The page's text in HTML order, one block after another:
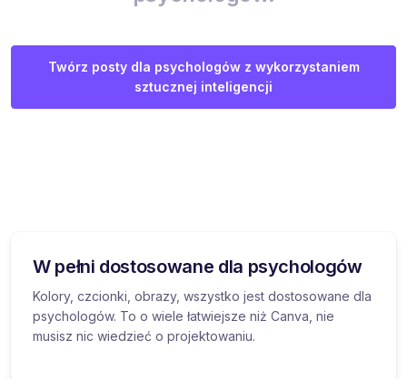
Twórz posty dla psychologów z wykorzystaniem
sztucznej inteligencji
W pełni dostosowane dla psychologów
Kolory, czcionki, obrazy, wszystko jest dostosowane dla
psychologów. To o wiele łatwiejsze niż Canva, nie
musisz nic wiedzieć o projektowaniu.